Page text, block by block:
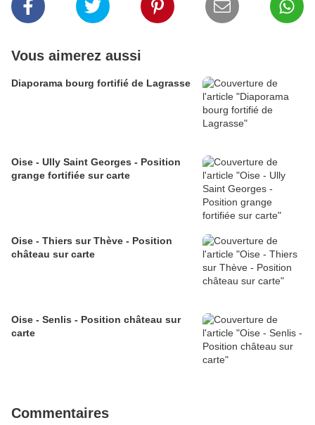
Vous aimerez aussi
Diaporama bourg fortifié de Lagrasse
Oise - Ully Saint Georges - Position
grange fortifiée sur carte
Oise - Thiers sur Thève - Position
château sur carte
Oise - Senlis - Position château sur
carte
Commentaires